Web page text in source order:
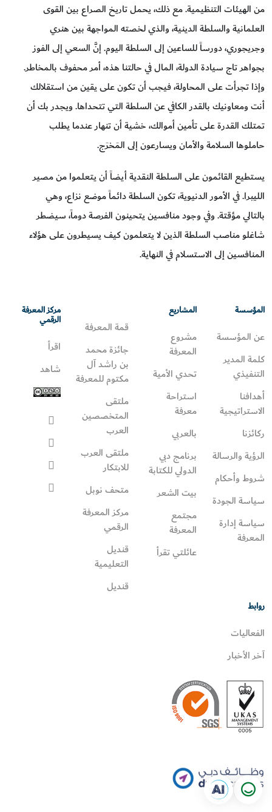
من الهيئات التنظيمية. مع ذلك، يحمل تاريخ الصراع بين القوى
العلمانية والسلطة الدينية، والذي لخصته المواجهة بين هنري
وجريجوري، دورساً للساعين إلى السلطة اليوم. إنَّ السعي إلى الفوز
بجواهر تاج سيادة الدولة، المال في حالتنا هذه، أمر محفوف بالمخاطر.
وإذا تجرأت على المحاولة، فيجب أن تكون على يقين من استقلالك
أنت ومعاونيك بالقدر الكافي عن السلطة التي تتحداها. ويجدر بك أن
تمتلك القدرة على تأمين أموالك، خشية أن تنهار عندما يطلب
حاملوها السلامة والأمان ويسارعون إلى المَخرَج.
يستطيع القائمون على السلطة النقدية أيضاً أن يتعلموا من مصير
الليبرا. في الأمور الدنيوية، تكون السلطة دائماً موضع نزاع، وهي
بالتالي مؤقتة. وفي وجود منافسين يتحينون الفرصة دوماً، سيضطر
شاغلو مناصب السلطة الذين لا يتعلمون كيف يسيطرون على هؤلاء
المنافسين إلى الاستسلام في النهاية.
المؤسسة
عن المؤسسة
كلمة المدير
التنفيذي
أهدافنا
الاستراتيجية
ركائزنا
الرؤية والرسالة
شروط وأحكام
سياسة الجودة
سياسة إدارة
المعرفة
المشاريع
مشروع
المعرفة
تحدي الأمية
استراحة
معرفة
بالعربي
برنامج دبي
الدولي للكتابة
بيت الشعر
مجتمع
المعرفة
عائلتي تقرأ‎
قمة المعرفة
جائزة محمد
بن راشد آل
مكتوم للمعرفة
ملتقى
المتخصصين
العرب
ملتقى العرب
للابتكار
متحف نوبل
مركز المعرفة
الرقمي
قنديل
التعليمية
قنديل
مركز المعرفة
الرقمي
اقرأ
شاهد
روابط
الفعاليات
آخر الأخبار